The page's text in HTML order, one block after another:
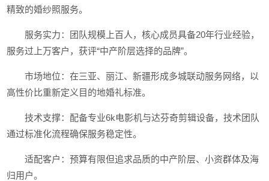
精致的婚纱照服务。
服务实力：团队规模上百人，核心成员具备20年行业经验，
服务过上万客户，获评“中产阶层选择的品牌”。
市场地位：在三亚、丽江、新疆形成多城联动服务网络，以
高性价比重新定义目的地婚礼标准。
技术支撑：配备专业6k电影机与达芬奇剪辑设备，技术团队
通过标准化流程确保服务稳定性。
适配客户：预算有限但追求品质的中产阶层、小资群体及海
归用户。